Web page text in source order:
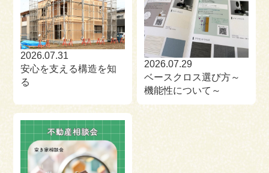
2026.07.31
安心を支える構造を知
る
2026.07.29
ベースクロス選び方～
機能性について～